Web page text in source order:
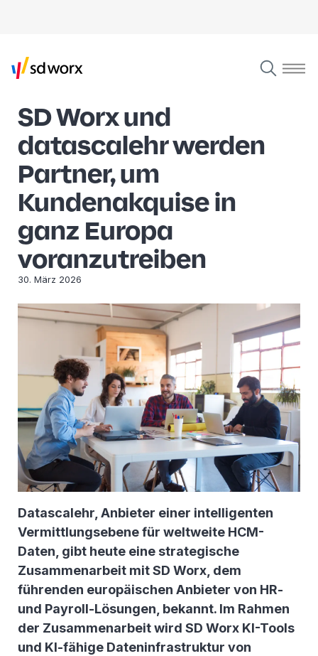
SD Worx und
datascalehr werden
Partner, um
Kundenakquise in
ganz Europa
voranzutreiben
30. März 2026
Datascalehr, Anbieter einer intelligenten
Vermittlungsebene für weltweite HCM-
Daten, gibt heute eine strategische
Zusammenarbeit mit SD Worx, dem
führenden europäischen Anbieter von HR-
und Payroll-Lösungen, bekannt. Im Rahmen
der Zusammenarbeit wird SD Worx KI-Tools
und KI-fähige Dateninfrastruktur von